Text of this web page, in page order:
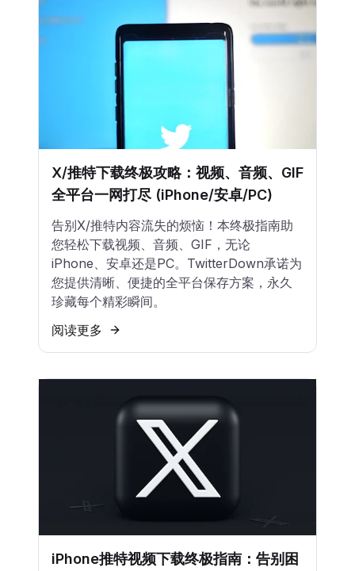
X/推特下载终极攻略：视频、音频、GIF
全平台一网打尽 (iPhone/安卓/PC)
告别X/推特内容流失的烦恼！本终极指南助
您轻松下载视频、音频、GIF，无论
iPhone、安卓还是PC。TwitterDown承诺为
您提供清晰、便捷的全平台保存方案，永久
珍藏每个精彩瞬间。
阅读更多
iPhone推特视频下载终极指南：告别困